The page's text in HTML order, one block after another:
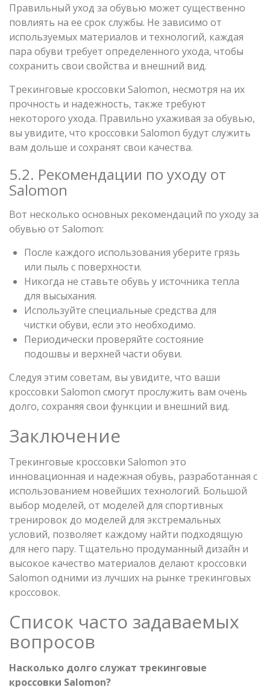
Правильный уход за обувью может существенно
повлиять на ее срок службы. Не зависимо от
используемых материалов и технологий, каждая
пара обуви требует определенного ухода, чтобы
сохранить свои свойства и внешний вид.
Трекинговые кроссовки Salomon, несмотря на их
прочность и надежность, также требуют
некоторого ухода. Правильно ухаживая за обувью,
вы увидите, что кроссовки Salomon будут служить
вам дольше и сохранят свои качества.
5.2. Рекомендации по уходу от
Salomon
Вот несколько основных рекомендаций по уходу за
обувью от Salomon:
После каждого использования уберите грязь
или пыль с поверхности.
Никогда не ставьте обувь у источника тепла
для высыхания.
Используйте специальные средства для
чистки обуви, если это необходимо.
Периодически проверяйте состояние
подошвы и верхней части обуви.
Следуя этим советам, вы увидите, что ваши
кроссовки Salomon смогут прослужить вам очень
долго, сохраняя свои функции и внешний вид.
Заключение
Трекинговые кроссовки Salomon это
инновационная и надежная обувь, разработанная с
использованием новейших технологий. Большой
выбор моделей, от моделей для спортивных
тренировок до моделей для экстремальных
условий, позволяет каждому найти подходящую
для него пару. Тщательно продуманный дизайн и
высокое качество материалов делают кроссовки
Salomon одними из лучших на рынке трекинговых
кроссовок.
Список часто задаваемых
вопросов
Насколько долго служат трекинговые
кроссовки Salomon?